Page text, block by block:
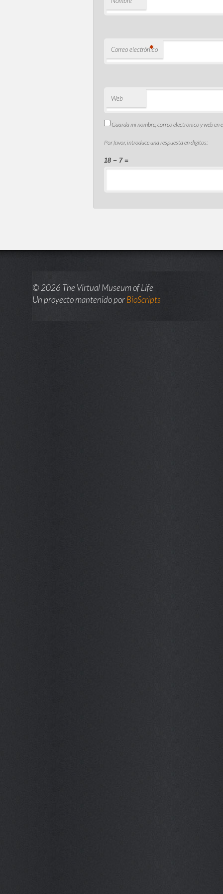
Correo electrónico
*
Web
Guarda mi nombre, correo electrónico y web en
Por favor, introduce una respuesta en dígitos:
18 − 7 =
© 2026 The Virtual Museum of Life
Un proyecto mantenido porBioScripts